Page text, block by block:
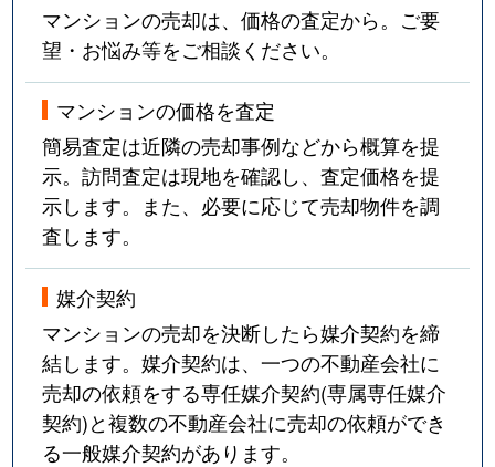
マンションの売却は、価格の査定から。ご要
望・お悩み等をご相談ください。
マンションの価格を査定
簡易査定は近隣の売却事例などから概算を提
示。訪問査定は現地を確認し、査定価格を提
示します。また、必要に応じて売却物件を調
査します。
媒介契約
マンションの売却を決断したら媒介契約を締
結します。媒介契約は、一つの不動産会社に
売却の依頼をする専任媒介契約(専属専任媒介
契約)と複数の不動産会社に売却の依頼ができ
る一般媒介契約があります。